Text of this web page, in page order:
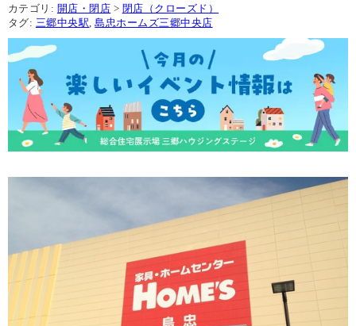
カテゴリ: 開店・閉店 > 閉店（クローズド）
タグ: 三郷中央駅,島忠ホームズ三郷中央店